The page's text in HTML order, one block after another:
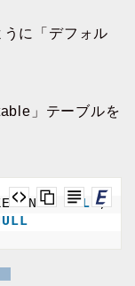
に「デフォル
」テーブルを
NOT NULL,